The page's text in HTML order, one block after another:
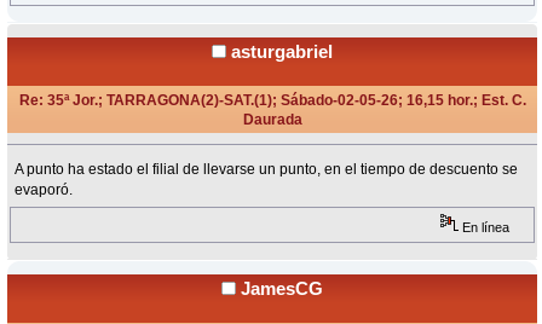
asturgabriel
Re: 35ª Jor.; TARRAGONA(2)-SAT.(1); Sábado-02-05-26; 16,15 hor.; Est. C.
Daurada
A punto ha estado el filial de llevarse un punto, en el tiempo de descuento se
evaporó.
En línea
JamesCG